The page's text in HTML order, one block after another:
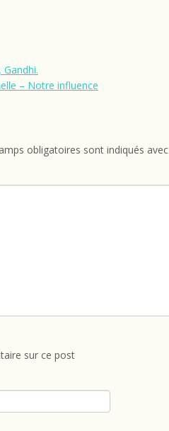
– Notre influence
obligatoires sont indiqués avec
sur ce post